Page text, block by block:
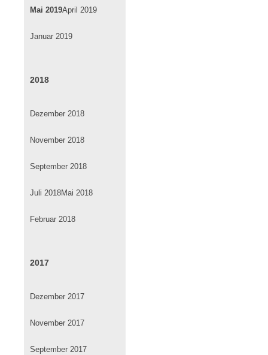
Mai 2019April 2019
Januar 2019
2018
Dezember 2018
November 2018
September 2018
Juli 2018Mai 2018
Februar 2018
2017
Dezember 2017
November 2017
September 2017